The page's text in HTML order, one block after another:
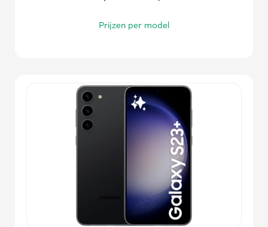
Prijzen per model